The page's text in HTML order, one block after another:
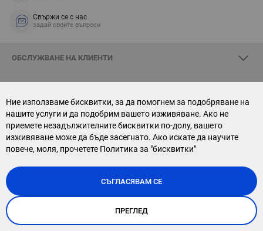
Ние използваме бисквитки, за да помогнем за подобряване на
нашите услуги и да подобрим вашето изживяване. Ако не
приемете незадължителните бисквитки по-долу, вашето
изживяване може да бъде засегнато. Ако искате да научите
повече, моля, прочетете Политика за "бисквитки"
СЪГЛАСЯВАМ СЕ
ПРЕГЛЕД
Свържи се с нас
задай своите въпроси
ОБСЛУЖВАНЕ НА КЛИЕНТИ
СВЪРЖИ СЕ С НАС
АБОНАМЕНТ ЗА БЮЛЕТИН
Copyright © 2026, Sky Optic. All Rights Reserved.
Онлайн магазин отStenik